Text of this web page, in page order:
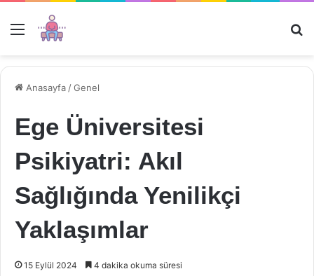
Menü
Anasayfa /Genel
Ege Üniversitesi
Psikiyatri: Akıl
Sağlığında Yenilikçi
Yaklaşımlar
15 Eylül 2024 4 dakika okuma süresi